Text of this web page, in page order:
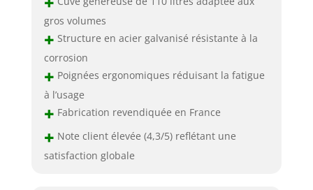
gros volumes
+ Structure en acier galvanisé résistante à la
corrosion
+ Poignées ergonomiques réduisant la fatigue
à l’usage
+ Fabrication revendiquée en France
+ Note client élevée (4,3/5) reflétant une
satisfaction globale